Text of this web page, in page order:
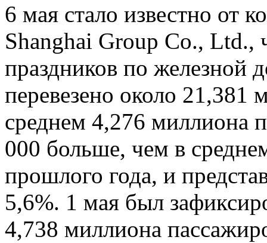
6 мая стало известно от
Shanghai Group Co., Ltd.,
праздников по железной
перевезено около 21,381
среднем 4,276 миллиона
000 больше, чем в
прошлого года, и
5,6%. 1 мая был
4,738 миллиона